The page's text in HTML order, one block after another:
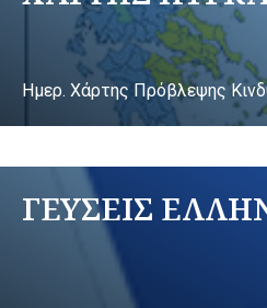
Ημερ. Χάρτης Πρόβλεψης
ΓΕΥΣΕΙΣ